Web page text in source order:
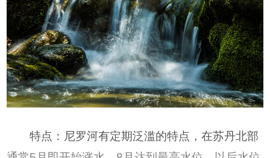
特点：尼罗河有定期泛滥的特点，在苏丹北部